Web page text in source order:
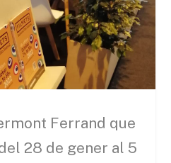
Ferrand que
28 de gener al 5